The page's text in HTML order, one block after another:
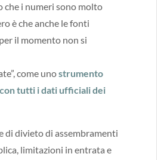
che i numeri sono molto
è che anche le fonti
il momento non si
come unostrumento
tutti i dati ufficiali dei
di divieto di assembramenti
limitazioni in entrata e